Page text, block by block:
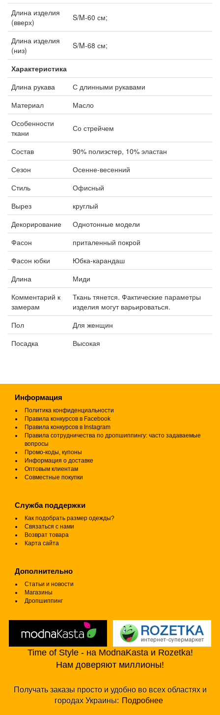
Длина изделия
(вверх)
S/M-60 см;
Длина изделия
(низ)
S/M-68 см;
Характеристика
Длина рукава
С длинными рукавами
Материал
Масло
Особенности
ткани
Со стрейчем
Состав
90% полиэстер, 10% эластан
Сезон
Осенне-весенний
Стиль
Офисный
Вырез
круглый
Декорирование
Однотонные модели
Фасон
приталенный покрой
Фасон юбки
Юбка-карандаш
Длина
Миди
Комментарий к
замерам
Ткань тянется. Фактические параметры
изделия могут варьироваться.
Пол
Для женщин
Посадка
Высокая
Информация
Политика конфиденциальности
Правила конкурсов в Facebook
Правила конкурсов в Instagram
Правила сотрудничества по дропшиппингу: часто задаваемые
вопросы
Промо-коды, купоны
Информация о доставке
Оптовым клиентам
Совместные покупки
Служба поддержки
Как подобрать размер одежды?
Связаться с нами
Возврат товара
Карта сайта
Дополнительно
Статьи и новости
Магазины
Дропшиппинг
Time of Style - на ModnaKasta и Rozetka!
Нам доверяют миллионы!
Получать заказы просто и удобно во всех областях и
городах Украины: Подробнее